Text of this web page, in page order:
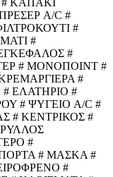
ΚΑΠΑΚΙ
A/C #
#
#
#
# ΜΟΝΟΠΟΙΝΤ #
#
ΕΛΑΤΗΡΙΟ #
# ΨΥΓΕΙΟ A/C #
# ΚΕΝΤΡΙΚΟΣ #
#
# ΜΑΣΚΑ #
#